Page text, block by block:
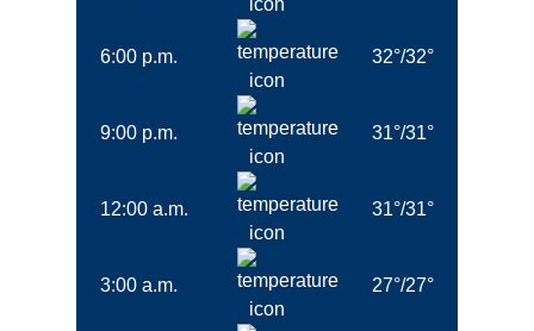
6:00 p.m. 32°/32°
9:00 p.m. 31°/31°
12:00 a.m. 31°/31°
3:00 a.m. 27°/27°